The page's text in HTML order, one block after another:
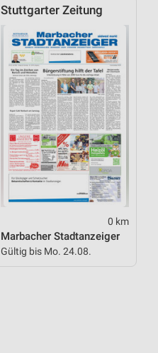
Stuttgarter Zeitung
0 km
Marbacher Stadtanzeiger
Gültig bis Mo. 24.08.